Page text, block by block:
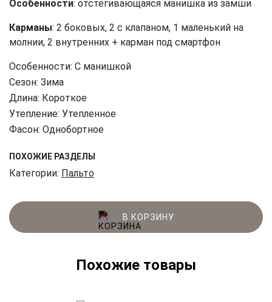
Особенности: отстёгивающаяся манишка из замши
Карманы: 2 боковых, 2 с клапаном, 1 маленький на
молнии, 2 внутренних + карман под смартфон
Особенности: С манишкой
Сезон: Зима
Длина: Короткое
Утепление: Утепленное
Фасон: Однобортное
ПОХОЖИЕ РАЗДЕЛЫ
Категории: Пальто
В КОРЗИНУ
Похожие товары